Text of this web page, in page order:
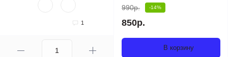
1
990р. -14%
850р.
В корзину